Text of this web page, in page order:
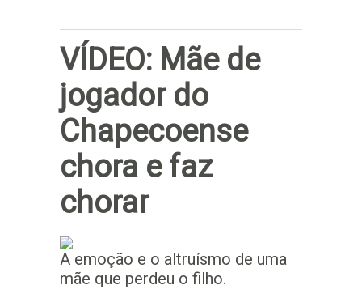
VÍDEO: Mãe de
jogador do
Chapecoense
chora e faz
chorar
A emoção e o altruísmo de uma
mãe que perdeu o filho.